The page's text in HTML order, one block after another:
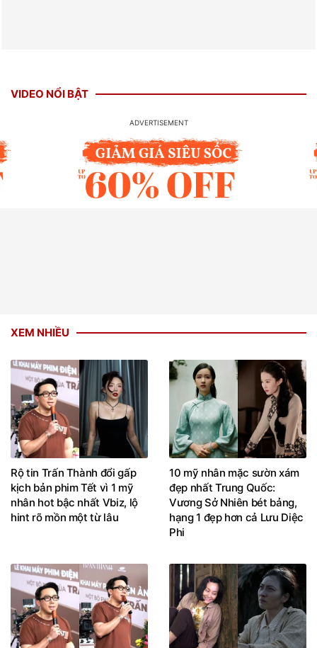
VIDEO NỔI BẬT
XEM NHIỀU
Rộ tin Trấn Thành đổi gấp
kịch bản phim Tết vì 1 mỹ
nhân hot bậc nhất Vbiz, lộ
hint rõ mồn một từ lâu
10 mỹ nhân mặc sườn xám
đẹp nhất Trung Quốc:
Vương Sở Nhiên bét bảng,
hạng 1 đẹp hơn cả Lưu Diệc
Phi